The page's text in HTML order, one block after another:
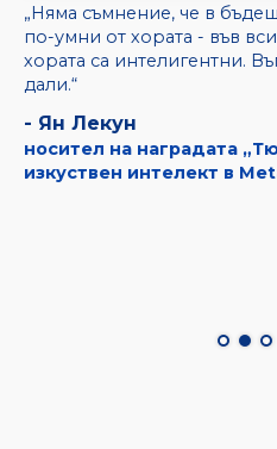
„Няма съмнение, че в
по-умни от хората - във
хората са интелигентни.
дали.“
- Ян Лекун
носител на наградата
изкуствен интелект в